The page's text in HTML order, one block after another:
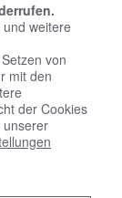
weitere
von
mit den
der Cookies
unserer